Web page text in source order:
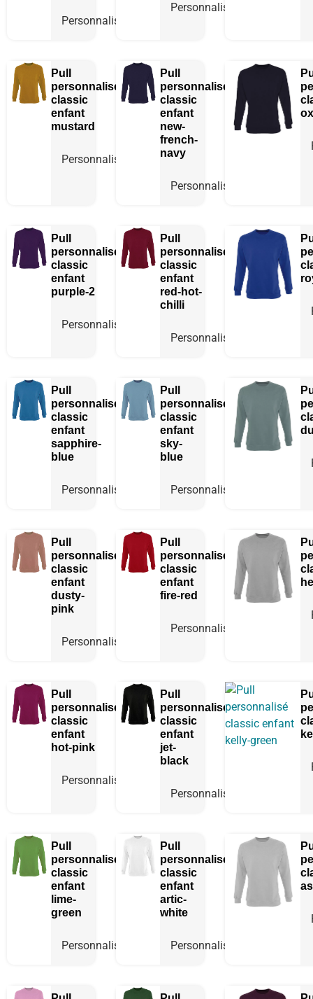
Personnaliser
Personnaliser
Pull
personnalisé
classic
enfant
mustard
Personnaliser
Pull
personnalisé
classic
enfant
new-
french-
navy
Personnaliser
Pull
personnalisé
classic
enfant
purple-2
Personnaliser
Pull
personnalisé
classic
enfant
red-hot-
chilli
Personnaliser
Pull
personnalisé
classic
enfant
sapphire-
blue
Personnaliser
Pull
personnalisé
classic
enfant
sky-
blue
Personnaliser
Pull
personnalisé
classic
enfant
dusty-
pink
Personnaliser
Pull
personnalisé
classic
enfant
fire-red
Personnaliser
Pull
personnalisé
classic
enfant
hot-pink
Personnaliser
Pull
personnalisé
classic
enfant
jet-
black
Personnaliser
Pull
personnalisé
classic
enfant
lime-
green
Personnaliser
Pull
personnalisé
classic
enfant
artic-
white
Personnaliser